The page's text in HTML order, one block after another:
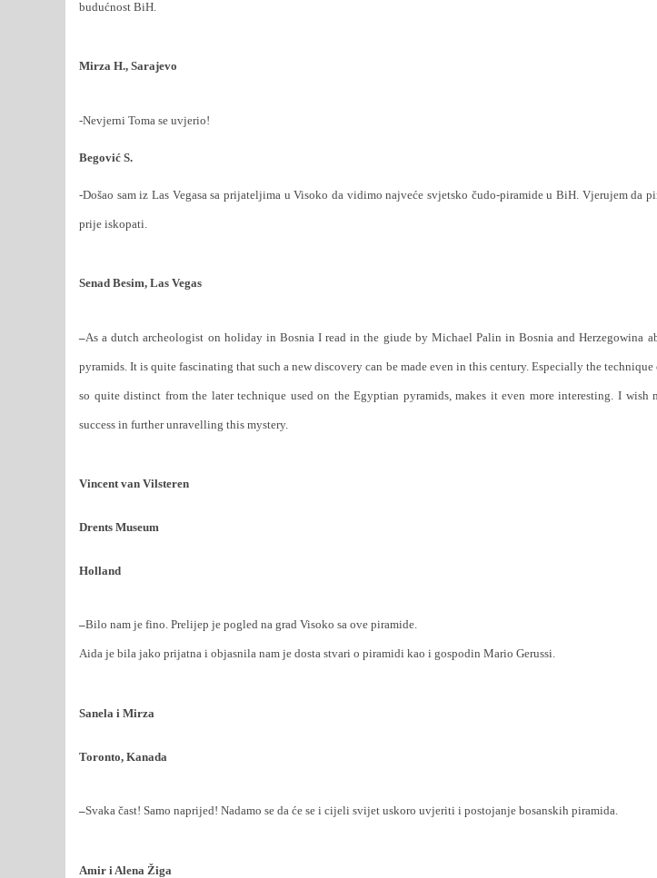
budućnost BiH.
Mirza H., Sarajevo
-Nevjerni Toma se uvjerio!
Begović S.
-Došao sam iz Las Vegasa sa prijateljima u Visoko da vidimo najveće svjetsko čudo-piramide u BiH. Vjerujem da
prije iskopati.
Senad Besim, Las Vegas
–As a dutch archeologist on holiday in Bosnia I read in the giude by Michael Palin in Bosnia and Herzegowina
pyramids. It is quite fascinating that such anew discovery can be made even in this century. Especially the
so quite distinct from the later technique used on the Egyptian pyramids, makes it even more interesting. I wish
success in further unravelling this mystery.
Vincent van Vilsteren
Drents Museum
Holland
–Bilo nam je fino. Prelijep je pogled na grad Visoko sa ove piramide.
Aida je bila jako prijatna i objasnila nam je dosta stvari o piramidi kao i gospodin Mario Gerussi.
Sanela i Mirza
Toronto, Kanada
–Svaka čast! Samo naprijed! Nadamo se da će se i cijeli svijet uskoro uvjeriti i postojanje bosanskih piramida.
Amir i Alena Žiga